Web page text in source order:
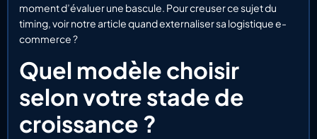
moment d’évaluer une bascule. Pour creuser ce sujet du
timing, voir notre article quand externaliser sa logistique e-
commerce ?
Quel modèle choisir
selon votre stade de
croissance ?